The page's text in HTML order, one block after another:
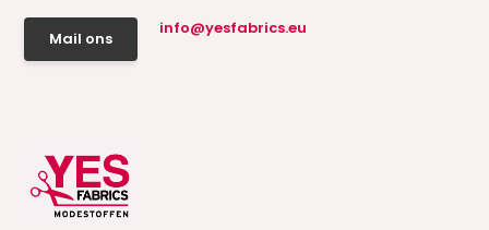
Mail ons
info@yesfabrics.eu